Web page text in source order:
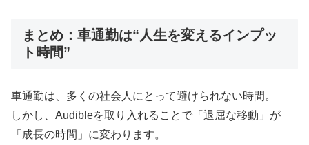
まとめ：車通勤は“人生を変えるインプッ
ト時間”
車通勤は、多くの社会人にとって避けられない時間。
しかし、Audibleを取り入れることで「退屈な移動」が
「成長の時間」に変わります。